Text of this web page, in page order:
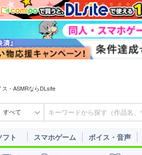
・ASMRならDLsite
すべて
フト スマホゲーム ボイス・音声